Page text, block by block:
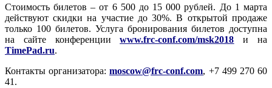
Стоимость билетов – от 6 500 до 15 000 рублей. До 1 марта
действуют скидки на участие до 30%. В открытой продаже
только 100 билетов. Услуга бронирования билетов доступна
на сайте конференцииwww.frc-conf.com/msk2018 и на
TimePad.ru.
Контакты организатора:moscow@frc-conf.com, +7 499 270 60
41.